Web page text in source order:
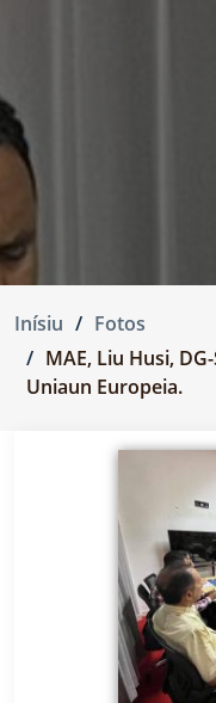
Inísiu
Fotos
MAE, Liu Husi,
Uniaun Europeia.